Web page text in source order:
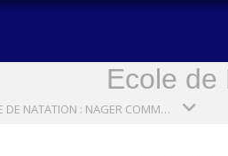
Ecole de
ECOLE DE NATATION : NAGER COMME UN GAILLARD !